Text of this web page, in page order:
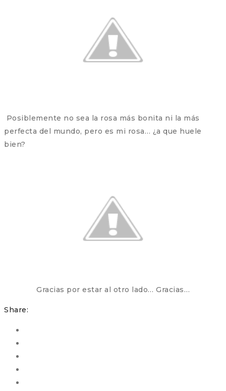
Posiblemente no sea la rosa más bonita ni la más
perfecta del mundo, pero es mi rosa… ¿a que huele
bien?
Gracias por estar al otro lado… Gracias…
Share: